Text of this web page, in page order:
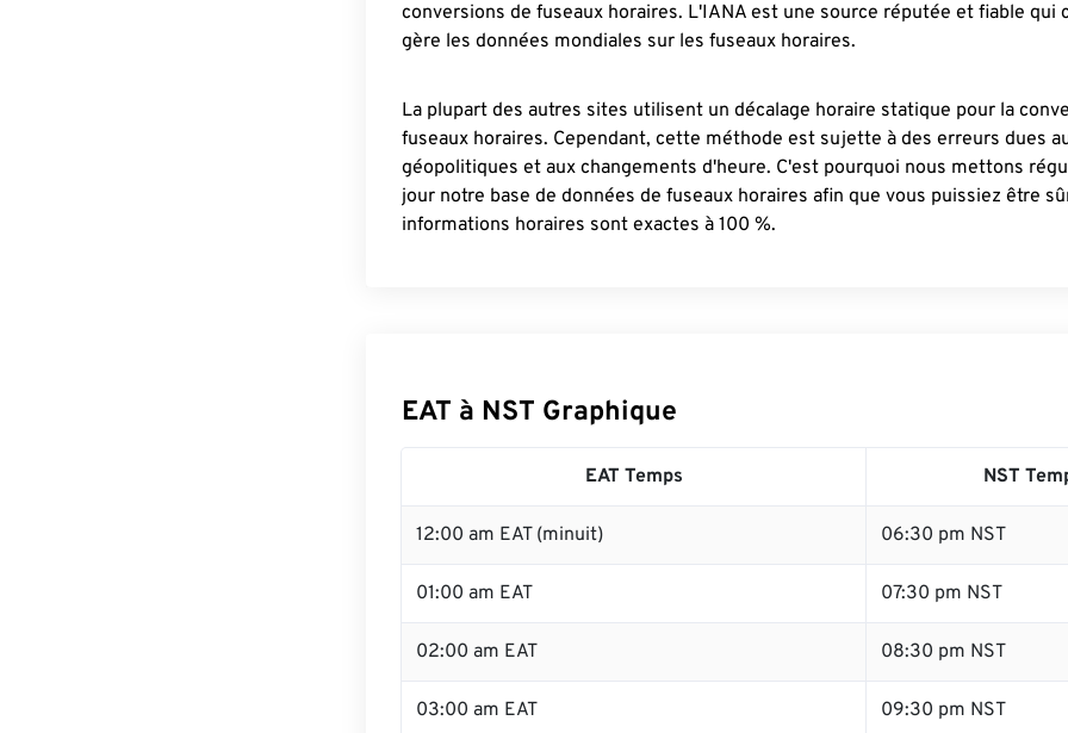
conversions de fuseaux horaires. L'IANA est une source réputée et fiable qui
gère les données mondiales sur les fuseaux horaires.
La plupart des autres sites utilisent un décalage horaire statique pour la
fuseaux horaires. Cependant, cette méthode est sujette à des erreurs dues
géopolitiques et aux changements d'heure. C'est pourquoi nous mettons
jour notre base de données de fuseaux horaires afin que vous puissiez être
informations horaires sont exactes à 100 %.
EAT à NST Graphique
EAT Temps NST
12:00 am EAT (minuit) 06:30 pm NST
01:00 am EAT 07:30 pm NST
02:00 am EAT 08:30 pm NST
03:00 am EAT 09:30 pm NST